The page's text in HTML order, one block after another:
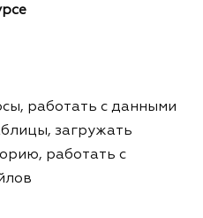
работать с данными
загружать
работать с